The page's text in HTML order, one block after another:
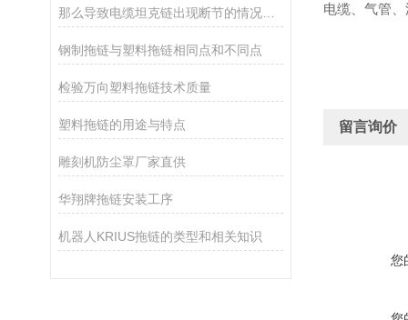
那么导致电缆坦克链出现断节的情况有那些呢
钢制拖链与塑料拖链相同点和不同点
检验万向塑料拖链技术质量
塑料拖链的用途与特点
雕刻机防尘罩厂家直供
华翔牌拖链安装工序
机器人KRIUS拖链的类型和相关知识
电缆、气管
留言询价
您